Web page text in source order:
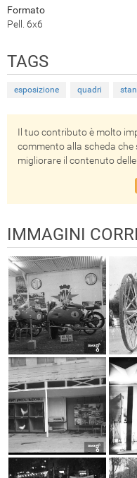
Formato
Pell. 6x6
TAGS
esposizione quadri
Il tuo contributo è molto
commento alla scheda
migliorare il contenuto
IMMAGINI